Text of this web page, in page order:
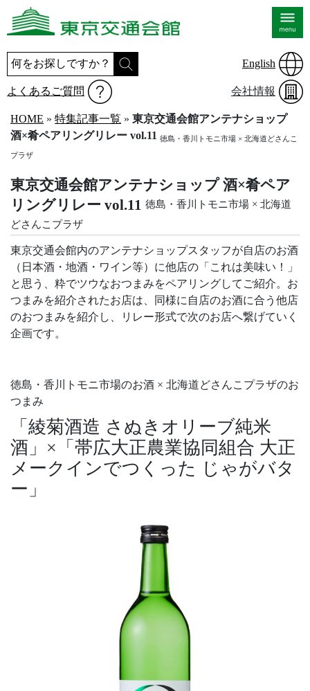
よくあるご質問
English
会社情報
HOME » 特集記事一覧 » 東京交通会館アンテナショップ
酒×肴ペアリングリレー vol.11 徳島・香川トモニ市場 × 北海道どさんこ
プラザ
東京交通会館アンテナショップ 酒×肴ペア
リングリレー vol.11 徳島・香川トモニ市場 × 北海道
どさんこプラザ
東京交通会館内のアンテナショップスタッフが自店のお酒
（日本酒・地酒・ワイン等）に他店の「これは美味い！」
と思う、粋でツウなおつまみをペアリングしてご紹介。お
つまみを紹介されたお店は、同様に自店のお酒に合う他店
のおつまみを紹介し、リレー形式で次のお店へ繋げていく
企画です。
徳島・香川トモニ市場のお酒 × 北海道どさんこプラザのお
つまみ
「綾菊酒造 さぬきオリーブ純米
酒」×「帯広大正農業協同組合 大正
メークインでつくった じゃがバタ
ー」